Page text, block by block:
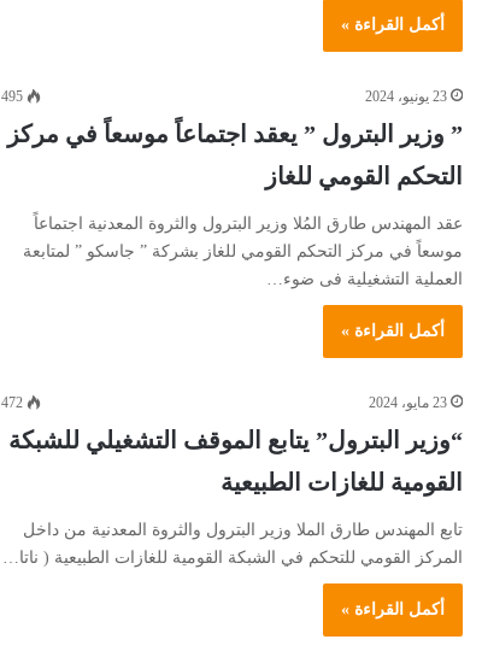
أكمل القراءة »
23 يونيو، 2024 495
” وزير البترول ” يعقد اجتماعاً موسعاً في مركز
التحكم القومي للغاز
عقد المهندس طارق المُلا وزير البترول والثروة المعدنية اجتماعاً
موسعاً في مركز التحكم القومي للغاز بشركة ” جاسكو ” لمتابعة
العملية التشغيلية فى ضوء…
أكمل القراءة »
23 مايو، 2024 472
“وزير البترول” يتابع الموقف التشغيلي للشبكة
القومية للغازات الطبيعية
تابع المهندس طارق الملا وزير البترول والثروة المعدنية من داخل
المركز القومي للتحكم في الشبكة القومية للغازات الطبيعية ( ناتا…
أكمل القراءة »